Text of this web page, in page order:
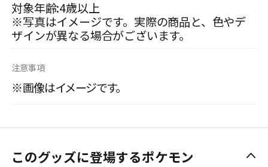
対象年齢:4歳以上
※写真はイメージです。実際の商品と、色やデ
ザインが異なる場合がございます。
注意事項
※画像はイメージです。
このグッズに登場するポケモン